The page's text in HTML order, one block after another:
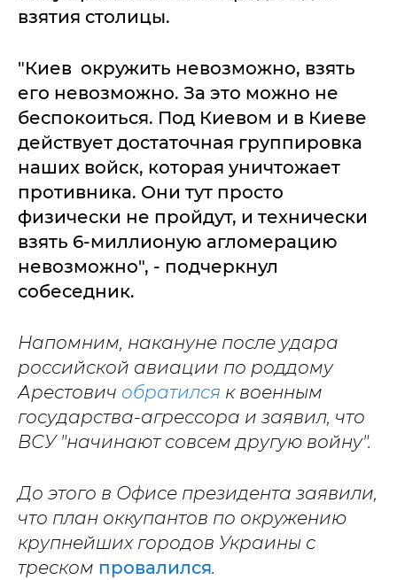
взятия столицы.
"Киев окружить невозможно, взять
его невозможно. За это можно не
беспокоиться. Под Киевом и в Киеве
действует достаточная группировка
наших войск, которая уничтожает
противника. Они тут просто
физически не пройдут, и технически
взять 6-миллионую агломерацию
невозможно", - подчеркнул
собеседник.
Напомним, накануне после удара
российской авиации по роддому
Арестович обратился к военным
государства-агрессора и заявил, что
ВСУ "начинают совсем другую войну".
До этого в Офисе президента заявили,
что план оккупантов по окружению
крупнейших городов Украины с
треском провалился.